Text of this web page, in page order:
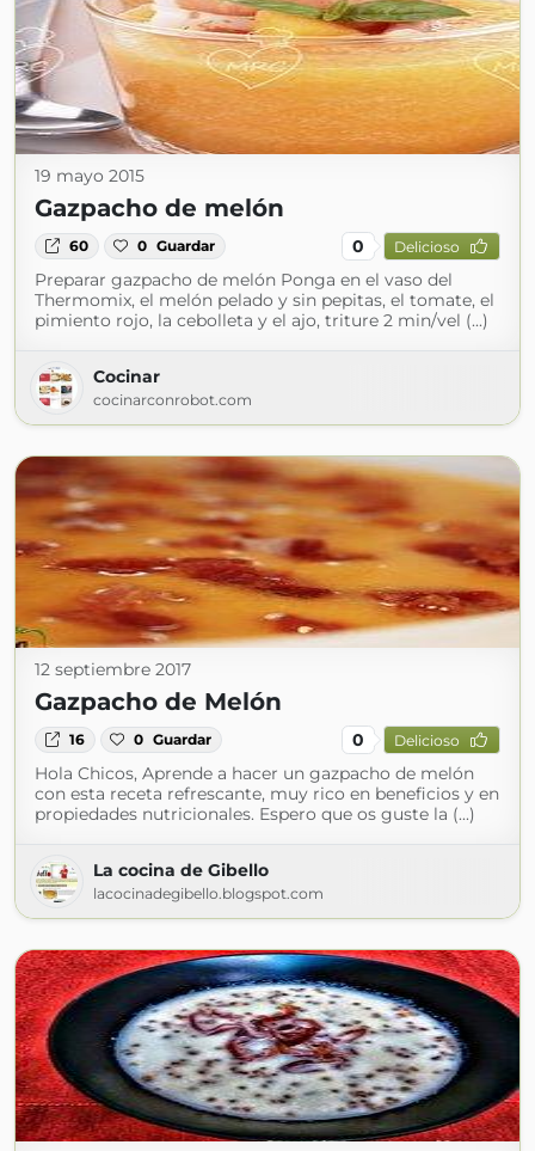
19 mayo 2015
Gazpacho de melón
60 0 Guardar 0 Delicioso
Preparar gazpacho de melón Ponga en el vaso del
Thermomix, el melón pelado y sin pepitas, el tomate, el
pimiento rojo, la cebolleta y el ajo, triture 2 min/vel (...)
Cocinar
cocinarconrobot.com
12 septiembre 2017
Gazpacho de Melón
16 0 Guardar 0 Delicioso
Hola Chicos, Aprende a hacer un gazpacho de melón
con esta receta refrescante, muy rico en beneficios y en
propiedades nutricionales. Espero que os guste la (...)
La cocina de Gibello
lacocinadegibello.blogspot.com